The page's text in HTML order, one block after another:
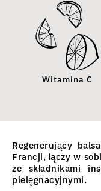
Witamina C
Regenerujący
Francji, łączy w
ze składnikami
pielęgnacyjnymi.